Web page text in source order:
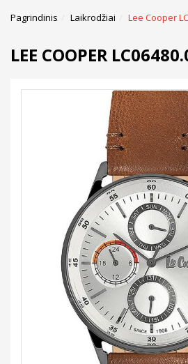
Pagrindinis Laikrodžiai Lee Cooper
LEE COOPER